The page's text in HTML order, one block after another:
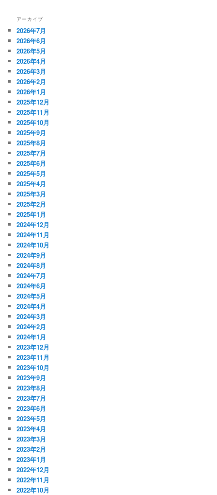
アーカイブ
2026年7月
2026年6月
2026年5月
2026年4月
2026年3月
2026年2月
2026年1月
2025年12月
2025年11月
2025年10月
2025年9月
2025年8月
2025年7月
2025年6月
2025年5月
2025年4月
2025年3月
2025年2月
2025年1月
2024年12月
2024年11月
2024年10月
2024年9月
2024年8月
2024年7月
2024年6月
2024年5月
2024年4月
2024年3月
2024年2月
2024年1月
2023年12月
2023年11月
2023年10月
2023年9月
2023年8月
2023年7月
2023年6月
2023年5月
2023年4月
2023年3月
2023年2月
2023年1月
2022年12月
2022年11月
2022年10月